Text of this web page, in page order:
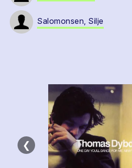
Salomonsen, Silje
❮